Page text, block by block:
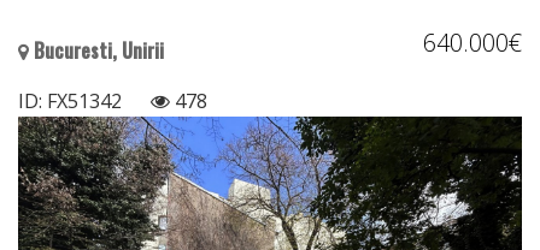
Bucuresti, Unirii 640.000€
ID: FX51342 478